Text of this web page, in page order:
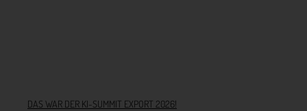
DAS WAR DER KI-SUMMIT EXPORT 2026!